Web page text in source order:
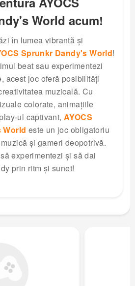
World acum!
în lumea vibrantă și
Sprunkr Dandy's World!
beat sau experimentezi
acest joc oferă posibilități
muzicală. Cu
colorate, animațiile
ul captivant, AYOCS
World este un joc obligatoriu
și gameri deopotrivă.
experimentezi și să dai
prin ritm și sunet!